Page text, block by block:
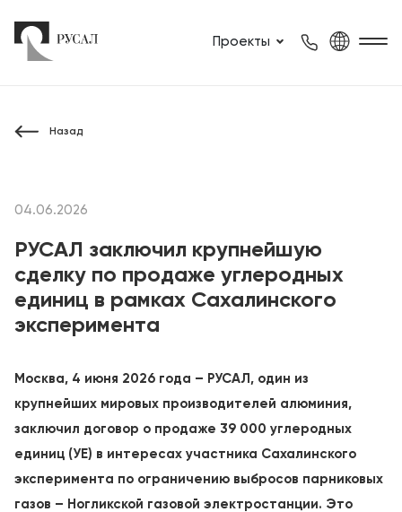
Проекты
Назад
04.06.2026
РУСАЛ заключил крупнейшую
сделку по продаже углеродных
единиц в рамках Сахалинского
эксперимента
Москва, 4 июня 2026 года – РУСАЛ, один из
крупнейших мировых производителей алюминия,
заключил договор о продаже 39 000 углеродных
единиц (УЕ) в интересах участника Сахалинского
эксперимента по ограничению выбросов парниковых
газов – Ногликской газовой электростанции. Это